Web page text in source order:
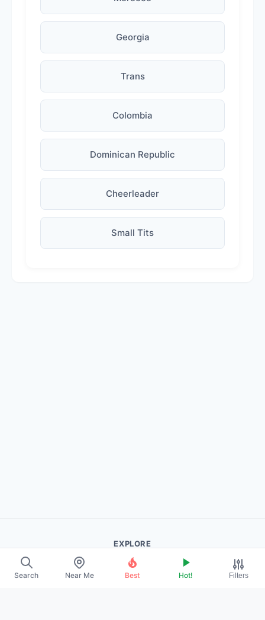
Georgia
Trans
Colombia
Dominican Republic
Cheerleader
Small Tits
Search Near Me Best Hot! Filters
EXPLORE
About Us